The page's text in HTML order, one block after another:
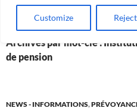
Customize
Archives par mot-clé :
de pension
NEWS - INFORMATIONS,